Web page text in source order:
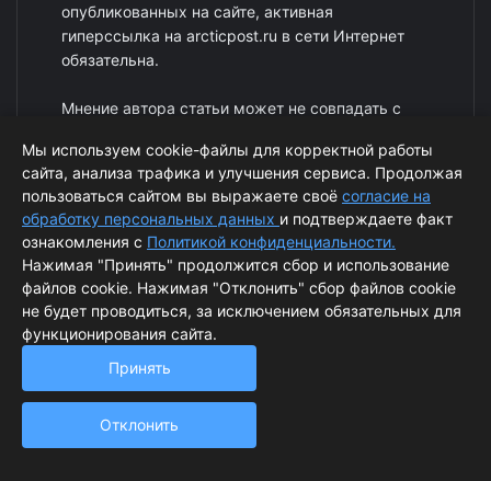
опубликованных на сайте, активная
гиперссылка на arcticpost.ru в сети Интернет
обязательна.
Мнение автора статьи может не совпадать с
В материалах сетевого издания возможны
упоминания иноагентов и запрещенных
организаций. Список иноагентов опубликован
на сайте
https://minjust.gov.ru/uploaded/files/reestr-
inostrannyih-agentov-01032024.pdf
Список
запрещенных организаций опубликован на
сайтеhttps://minjust.gov.ru/ru/documents/7822/
Instagram и Facebook (Metа) запрещены в РФ за
экстремизм.
Мы используем cookie-файлы для корректной работы
сайта, анализа трафика и улучшения сервиса. Продолжая
пользоваться сайтом вы выражаете своё согласие на
обработку персональных данных и подтверждаете факт
ознакомления с Политикой конфиденциальности.
Нажимая "Принять" продолжится сбор и использование
файлов cookie. Нажимая "Отклонить" сбор файлов cookie
не будет проводиться, за исключением обязательных для
функционирования сайта.
Принять
Отклонить